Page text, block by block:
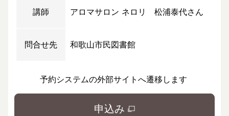
講師 アロマサロン ネロリ 松浦泰代さん
問合せ先 和歌山市民図書館
予約システムの外部サイトへ遷移します
申込み